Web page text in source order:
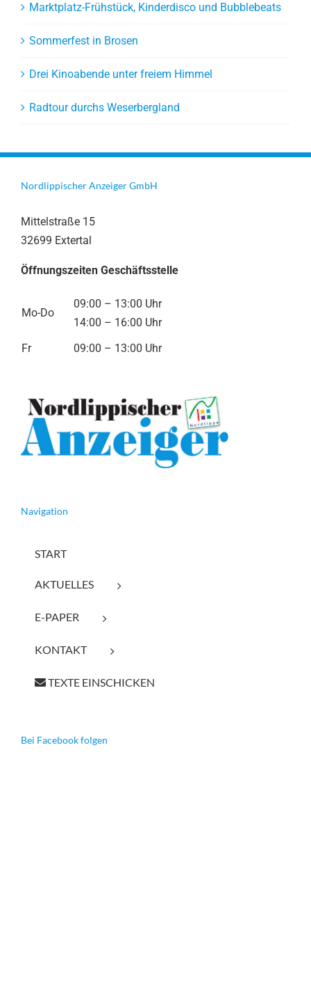
Marktplatz-Frühstück, Kinderdisco und Bubblebeats
Sommerfest in Brosen
Drei Kinoabende unter freiem Himmel
Radtour durchs Weserbergland
Nordlippischer Anzeiger GmbH
Mittelstraße 15
32699 Extertal
Öffnungszeiten Geschäftsstelle
Mo-Do
09:00 – 13:00 Uhr
14:00 – 16:00 Uhr
Fr
09:00 – 13:00 Uhr
Navigation
START
AKTUELLES
E-PAPER
KONTAKT
TEXTE EINSCHICKEN
Bei Facebook folgen